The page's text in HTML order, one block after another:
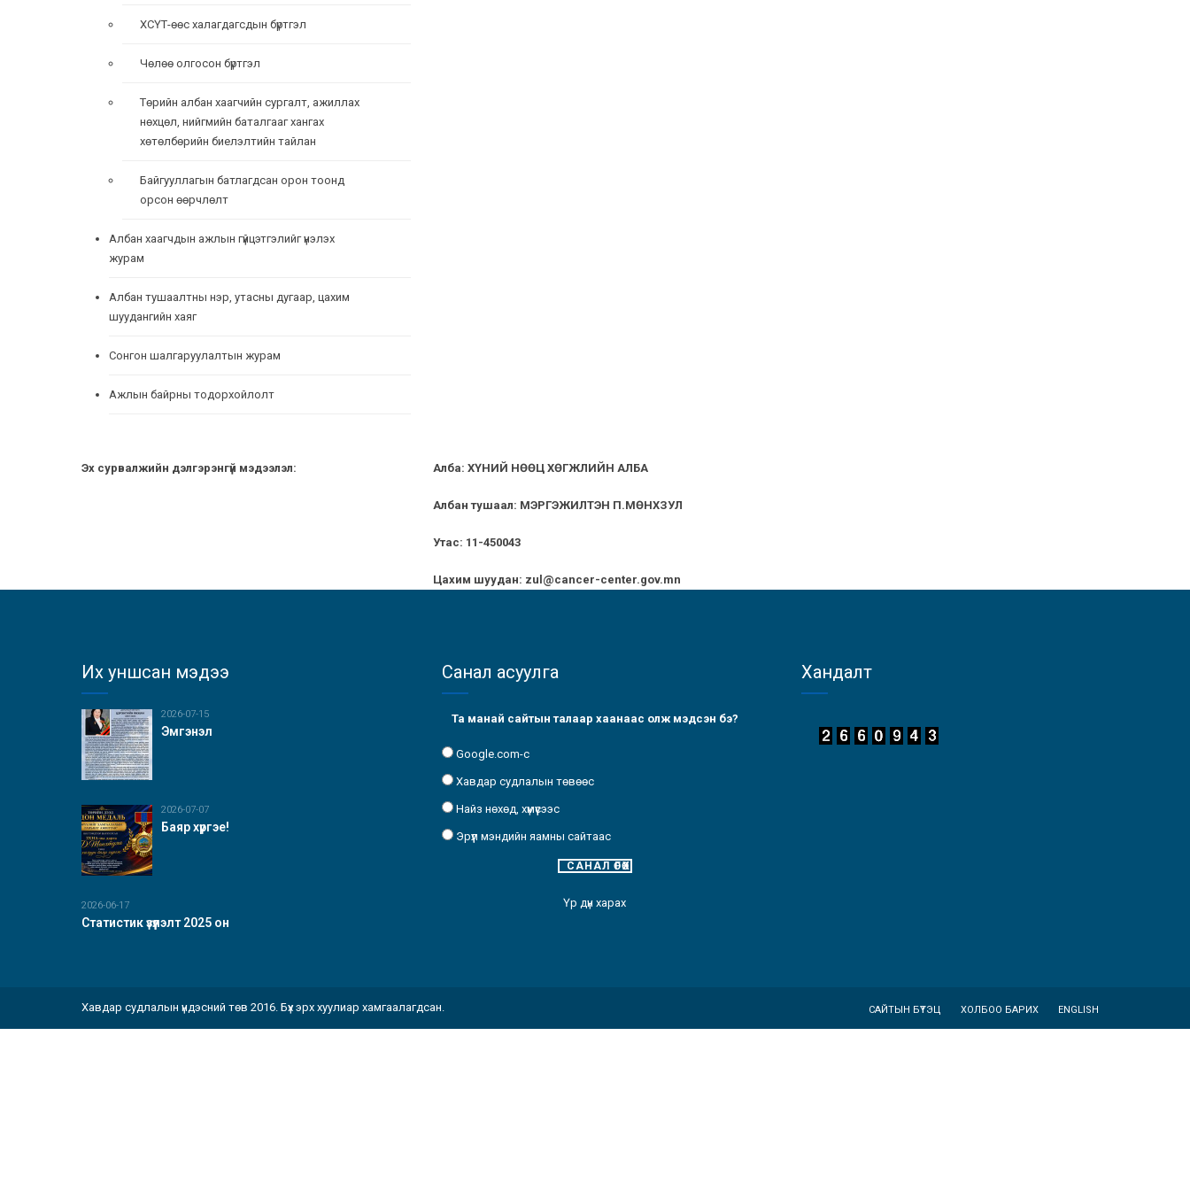
ХСҮТ-өөс халагдагсдын бүртгэл
Чөлөө олгосон бүртгэл
Төрийн албан хаагчийн сургалт, ажиллах
нөхцөл, нийгмийн баталгааг хангах
хөтөлбөрийн биелэлтийн тайлан
Байгууллагын батлагдсан орон тоонд
орсон өөрчлөлт
Албан хаагчдын ажлын гүйцэтгэлийг үнэлэх
журам
Албан тушаалтны нэр, утасны дугаар, цахим
шуудангийн хаяг
Сонгон шалгаруулалтын журам
Ажлын байрны тодорхойлолт
Эх сурвалжийн дэлгэрэнгүй мэдээлэл: Алба: ХҮНИЙ НӨӨЦ ХӨГЖЛИЙН АЛБА
Албан тушаал: МЭРГЭЖИЛТЭН П.МӨНХЗУЛ
Утас: 11-450043
Цахим шуудан: zul@cancer-center.gov.mn
Их уншсан мэдээ
2026-07-15
Эмгэнэл
2026-07-07
Баяр хүргэе!
2026-06-17
Статистик үзүүлэлт 2025 он
Санал асуулга
Та манай сайтын талаар хаанаас олж мэдсэн бэ?
Google.com-с
Хавдар судлалын төвөөс
Найз нөхөд, хүмүүсээс
Эрүүл мэндийн яамны сайтаас
Үр дүн харах
Хандалт
Хавдар судлалын үндэсний төв 2016. Бүх эрх хуулиар хамгаалагдсан. САЙТЫН БҮТЭЦ ХОЛБОО БАРИХ ENGLISH